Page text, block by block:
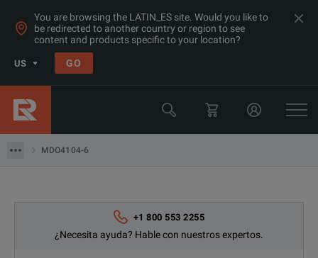
You are browsing the LATIN_ES site. Would you like to
be redirected to another country or region to see
content and products specific to your location?
US GO
MDO4104-6
Products
Osciloscopios y analizadores lógicos
Osciloscopios 1 - 3GHz
Tektronix
+1 800 553 2255
¿Necesita ayuda? Hable con nuestros expertos.